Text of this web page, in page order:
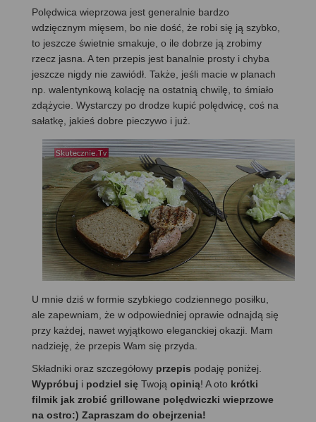
Polędwica wieprzowa jest generalnie bardzo
wdzięcznym mięsem, bo nie dość, że robi się ją szybko,
to jeszcze świetnie smakuje, o ile dobrze ją zrobimy
rzecz jasna. A ten przepis jest banalnie prosty i chyba
jeszcze nigdy nie zawiódł. Także, jeśli macie w planach
np. walentynkową kolację na ostatnią chwilę, to śmiało
zdążycie. Wystarczy po drodze kupić polędwicę, coś na
sałatkę, jakieś dobre pieczywo i już.
U mnie dziś w formie szybkiego codziennego posiłku,
ale zapewniam, że w odpowiedniej oprawie odnajdą się
przy każdej, nawet wyjątkowo eleganckiej okazji. Mam
nadzieję, że przepis Wam się przyda.
Składniki oraz szczegółowy przepis podaję poniżej.
Wypróbuj i podziel się Twoją opinią! A oto krótki
filmik jak zrobić grillowane polędwiczki wieprzowe
na ostro:) Zapraszam do obejrzenia!